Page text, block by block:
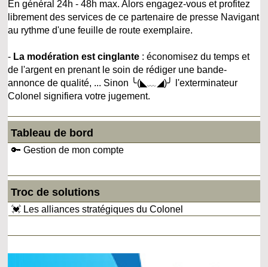
En général 24h - 48h max. Alors engagez-vous et profitez
librement des services de ce partenaire de presse Navigant
au rythme d'une feuille de route exemplaire.
- La modération est cinglante : économisez du temps et
de l'argent en prenant le soin de rédiger une bande-
annonce de qualité, ... Sinon ╰(◣﹏◢)╯ l'exterminateur
Colonel signifiera votre jugement.
Tableau de bord
🔑 Gestion de mon compte
Troc de solutions
💓 Les alliances stratégiques du Colonel